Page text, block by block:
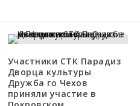
Участники СТК Парадиз
Дворца культуры
Дружба го Чехов
приняли участие в